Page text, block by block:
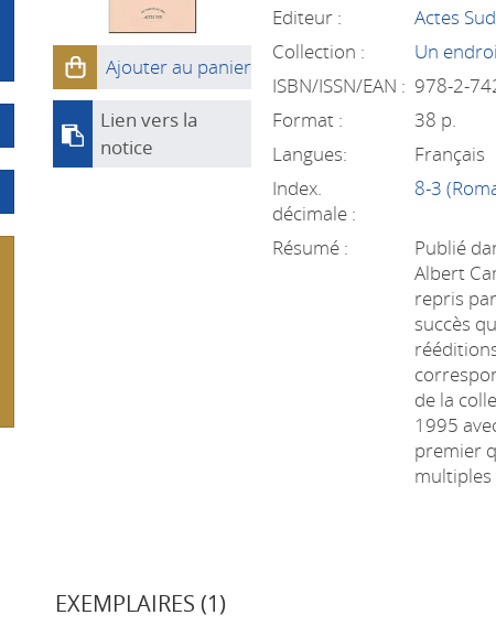
Ajouter au panier
Lien vers la
notice
Editeur : Actes Sud
Collection :
Un
ISBN/ISSN/EAN : 978-2-
Format :
38 p.
Langues:
Français
Index.
décimale :
8-3
Résumé :
Publié
Albert
repris
succès
de la
1995
premier
EXEMPLAIRES (1)